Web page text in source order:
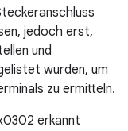
jedoch erst,
und
wurden, um
zu ermitteln.
erkannt